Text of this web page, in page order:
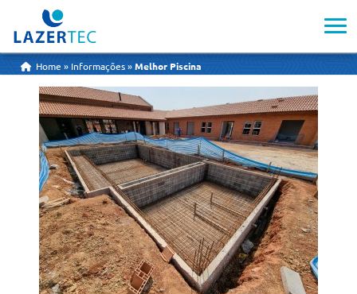
Melhor Piscina
Home » Informações »Melhor Piscina